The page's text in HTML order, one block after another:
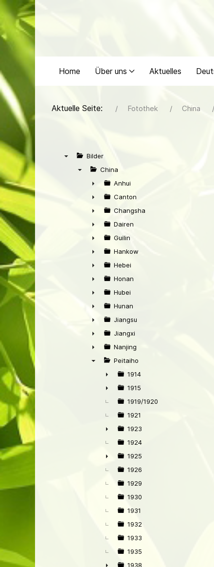
Home Über uns Aktuelles
Aktuelle Seite: Fotothek China
Bilder
China
►
Anhui
►
Canton
►
Changsha
►
Dairen
►
Guilin
►
Hankow
►
Hebei
►
Honan
►
Hubei
►
Hunan
►
Jiangsu
►
Jiangxi
►
Nanjing
Peitaiho
►
1914
►
1915
1919/1920
1921
►
1923
1924
►
1925
1926
1929
1930
1931
1932
1933
1935
1938